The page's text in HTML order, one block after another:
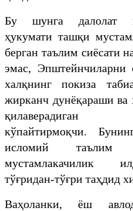
Бу шунга далолат
ҳукумати ташқи
берган таълим сиёсати
эмас, Эпштейнчиларни
халқнинг покиза
жирканч дунёқараши ва
қилаверадиган
кўпайтирмоқчи.
исломий таълим
мустамлакачилик
тўғридан-тўғри таҳдид
Ваҳоланки, ёш